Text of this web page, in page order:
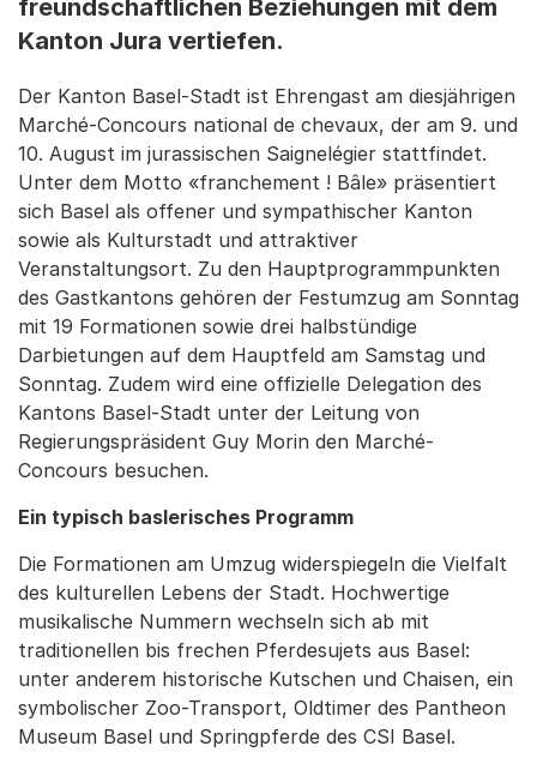
freundschaftlichen Beziehungen mit dem
Kanton Jura vertiefen.
Der Kanton Basel-Stadt ist Ehrengast am diesjährigen
Marché-Concours national de chevaux, der am 9. und
10. August im jurassischen Saignelégier stattfindet.
Unter dem Motto «franchement ! Bâle» präsentiert
sich Basel als offener und sympathischer Kanton
sowie als Kulturstadt und attraktiver
Veranstaltungsort. Zu den Hauptprogrammpunkten
des Gastkantons gehören der Festumzug am Sonntag
mit 19 Formationen sowie drei halbstündige
Darbietungen auf dem Hauptfeld am Samstag und
Sonntag. Zudem wird eine offizielle Delegation des
Kantons Basel-Stadt unter der Leitung von
Regierungspräsident Guy Morin den Marché-
Concours besuchen.
Ein typisch baslerisches Programm
Die Formationen am Umzug widerspiegeln die Vielfalt
des kulturellen Lebens der Stadt. Hochwertige
musikalische Nummern wechseln sich ab mit
traditionellen bis frechen Pferdesujets aus Basel:
unter anderem historische Kutschen und Chaisen, ein
symbolischer Zoo-Transport, Oldtimer des Pantheon
Museum Basel und Springpferde des CSI Basel.